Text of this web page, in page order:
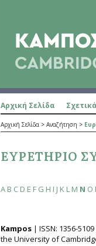
Αρχική Σελίδα Σχετικά
Αρχική Σελίδα > Αναζήτηση >
ΕΥΡΕΤΉΡΙΟ
A B C D E F G H I J K L M N O
Kampos | ISSN: 1356­-5109
the University of